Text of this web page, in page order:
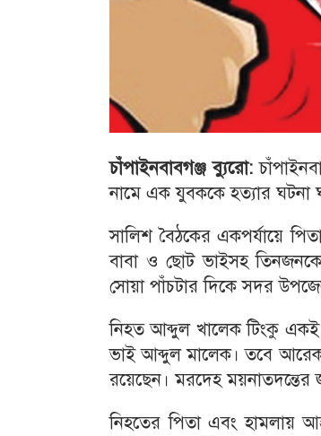
চাঁপাইনবাবগঞ্জ ব্যুরো:
নামে এক যুবককে হত্যার ঘটনা
সালিশ বৈঠকের একপর্যায়ে
বাবা ও ছোট ভাইসহ
সোয়া পাঁচটার দিকে সদর
নিহত আব্দুল খালেক টিংকু
ভাই আব্দুল মালেক। তবে আরেক
রয়েছেন। মরদেহ ময়নাতদন্তের
নিহতের পিতা এবং হামলায়